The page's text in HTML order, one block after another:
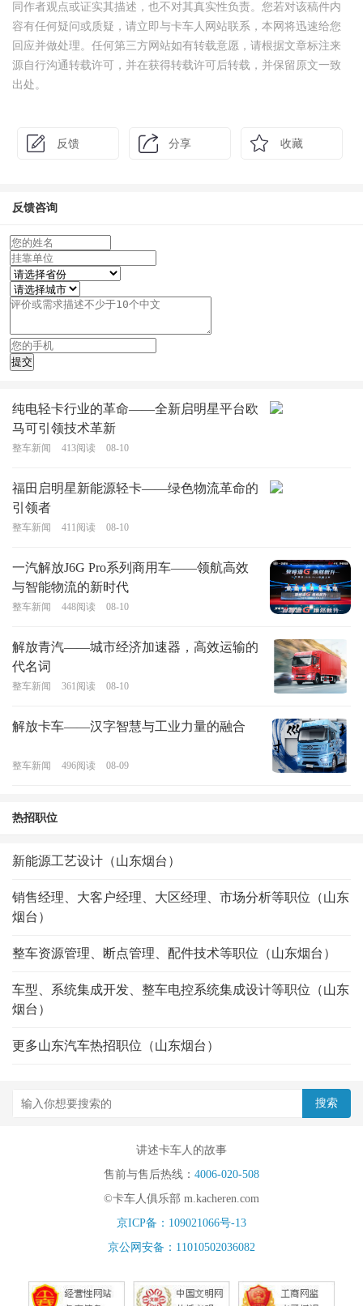
同作者观点或证实其描述，也不对其真实性负责。您若对该稿件内
容有任何疑问或质疑，请立即与卡车人网站联系，本网将迅速给您
回应并做处理。任何第三方网站如有转载意愿，请根据文章标注来
源自行沟通转载许可，并在获得转载许可后转载，并保留原文一致
出处。
反馈 分享 收藏
反馈咨询
纯电轻卡行业的革命——全新启明星平台欧
马可引领技术革新
整车新闻 413阅读 08-10
福田启明星新能源轻卡——绿色物流革命的
引领者
整车新闻 411阅读 08-10
一汽解放J6G Pro系列商用车——领航高效
与智能物流的新时代
整车新闻 448阅读 08-10
解放青汽——城市经济加速器，高效运输的
代名词
整车新闻 361阅读 08-10
解放卡车——汉字智慧与工业力量的融合
整车新闻 496阅读 08-09
热招职位
新能源工艺设计（山东烟台）
销售经理、大客户经理、大区经理、市场分析等职位（山东
烟台）
整车资源管理、断点管理、配件技术等职位（山东烟台）
车型、系统集成开发、整车电控系统集成设计等职位（山东
烟台）
更多山东汽车热招职位（山东烟台）
讲述卡车人的故事
售前与售后热线： 4006-020-508
©卡车人俱乐部 m.kacheren.com
京ICP备：109021066号-13
京公网安备：11010502036082